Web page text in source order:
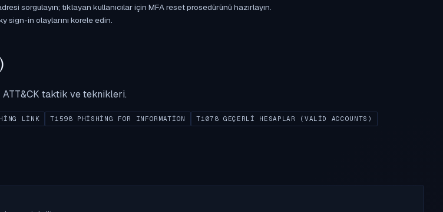
sorgulayın; tıklayan kullanıcılar için MFA reset prosedürünü hazırlayın.
sign-in olaylarını korele edin.
taktik ve teknikleri.
LINK T1598 PHISHING FOR INFORMATION T1078 GEÇERLI HESAPLAR (VALID ACCOUNTS)